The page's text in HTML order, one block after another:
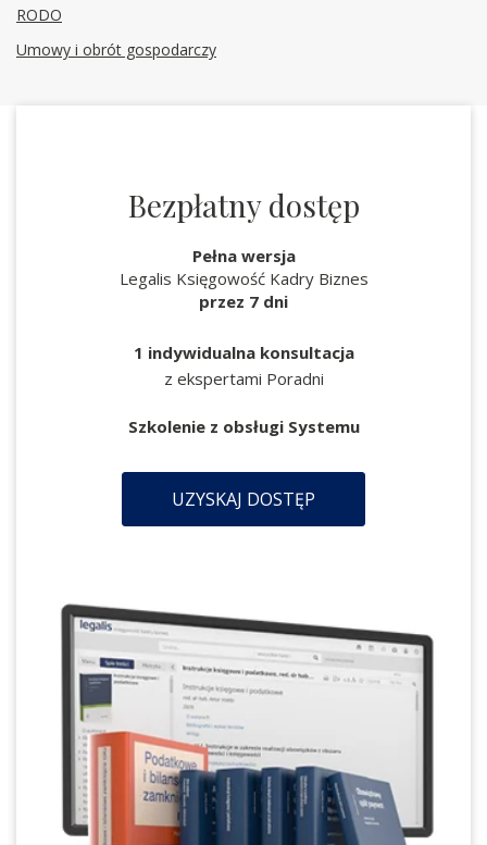
RODO
Umowy i obrót gospodarczy
Bezpłatny dostęp
Pełna wersja
Legalis Księgowość Kadry Biznes
przez 7 dni
1 indywidualna konsultacja
z ekspertami Poradni
Szkolenie z obsługi Systemu
UZYSKAJ DOSTĘP